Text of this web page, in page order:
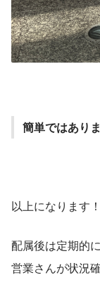
簡単ではあり
以上になります！
配属後は定期的
営業さんが状況